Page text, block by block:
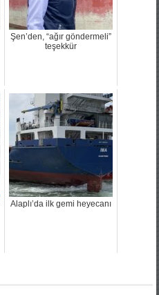
Şen’den, “ağır göndermeli”
teşekkür
Alaplı’da ilk gemi heyecanı